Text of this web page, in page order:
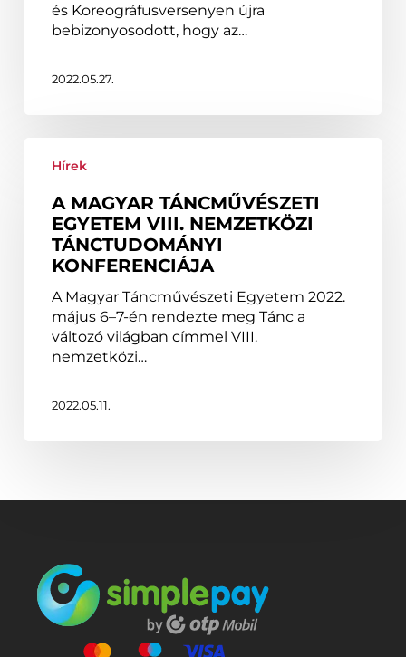
és Koreográfusversenyen újra
bebizonyosodott, hogy az…
2022.05.27.
Magyar
Egyetem
nemzetközi
tánctudományi
Hírek
A MAGYAR TÁNCMŰVÉSZETI
EGYETEM VIII. NEMZETKÖZI
TÁNCTUDOMÁNYI
KONFERENCIÁJA
A Magyar Táncművészeti Egyetem 2022.
május 6–7-én rendezte meg Tánc a
változó világban címmel VIII.
nemzetközi…
2022.05.11.